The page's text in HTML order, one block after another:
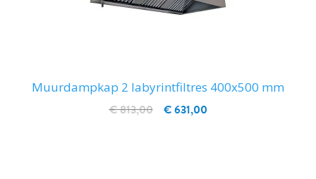
Muurdampkap 2 labyrintfiltres 400x500 mm
€ 631,00
€ 813,00